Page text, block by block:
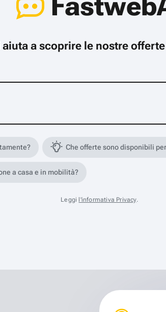
a scoprire le nostre
Che offerte sono disponibili
a casa e in mobilità?
Leggi l'informativa Privacy.